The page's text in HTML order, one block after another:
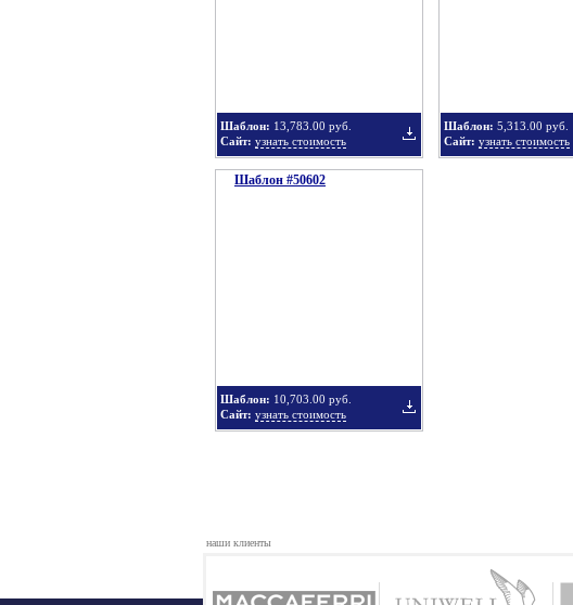
Шаблон: 13,783.00 руб.
Сайт: узнать стоимость
Шаблон: 5,313.00 руб.
Сайт: узнать стоимость
Шаблон #50602
Шаблон: 10,703.00 руб.
Сайт: узнать стоимость
наши клиенты